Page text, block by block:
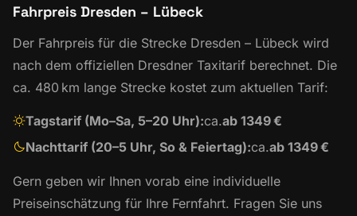
Fahrpreis Dresden – Lübeck
Der Fahrpreis für die Strecke Dresden – Lübeck wird
nach dem offiziellen Dresdner Taxitarif berechnet. Die
ca. 480 km lange Strecke kostet zum aktuellen Tarif:
Tagstarif (Mo–Sa, 5–20 Uhr):ca.ab 1349 €
Nachttarif (20–5 Uhr, So & Feiertag):ca.ab 1349 €
Gern geben wir Ihnen vorab eine individuelle
Preiseinschätzung für Ihre Fernfahrt. Fragen Sie uns